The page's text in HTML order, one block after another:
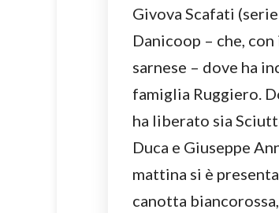
Givova Scafati
Danicoop – che,
sarnese – dove ha
famiglia Ruggiero.
ha liberato sia
Duca e Giuseppe
mattina si è
canotta